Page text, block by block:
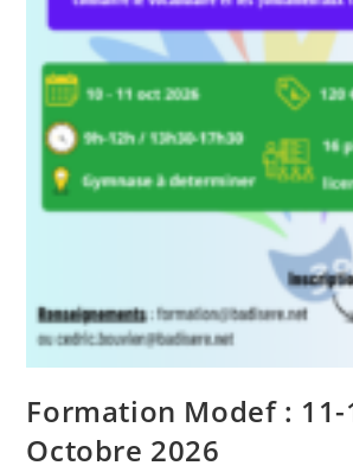
Formation Modef : 11-
Octobre 2026